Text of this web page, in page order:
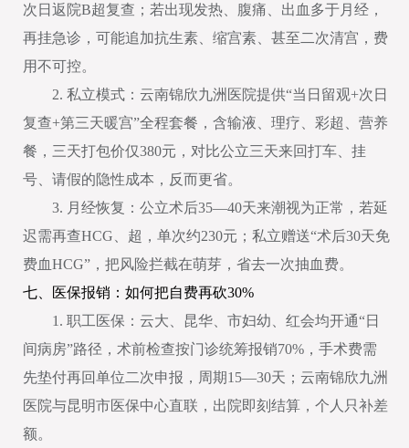
次日返院B超复查；若出现发热、腹痛、出血多于月经，
再挂急诊，可能追加抗生素、缩宫素、甚至二次清宫，费
用不可控。
2. 私立模式：云南锦欣九洲医院提供“当日留观+次日
复查+第三天暖宫”全程套餐，含输液、理疗、彩超、营养
餐，三天打包价仅380元，对比公立三天来回打车、挂
号、请假的隐性成本，反而更省。
3. 月经恢复：公立术后35—40天来潮视为正常，若延
迟需再查HCG、超，单次约230元；私立赠送“术后30天免
费血HCG”，把风险拦截在萌芽，省去一次抽血费。
七、医保报销：如何把自费再砍30%
1. 职工医保：云大、昆华、市妇幼、红会均开通“日
间病房”路径，术前检查按门诊统筹报销70%，手术费需
先垫付再回单位二次申报，周期15—30天；云南锦欣九洲
医院与昆明市医保中心直联，出院即刻结算，个人只补差
额。